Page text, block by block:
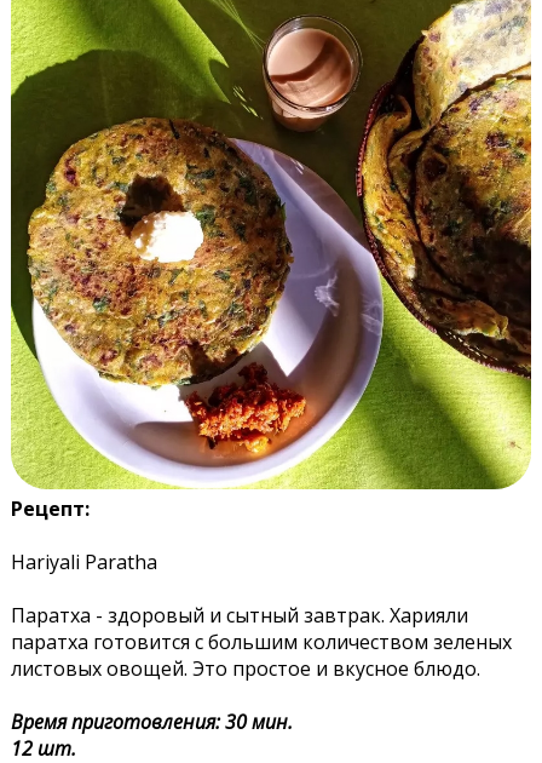
Рецепт:
Hariyali Paratha
Паратха - здоровый и сытный завтрак. Харияли
паратха готовится с большим количеством зеленых
листовых овощей. Это простое и вкусное блюдо.
Время приготовления: 30 мин.
12 шт.